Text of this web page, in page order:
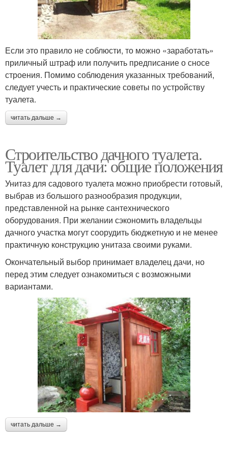
Если это правило не соблюсти, то можно «заработать»
приличный штраф или получить предписание о сносе
строения. Помимо соблюдения указанных требований,
следует учесть и практические советы по устройству
туалета.
читать дальше →
Строительство дачного туалета.
Туалет для дачи: общие положения
Унитаз для садового туалета можно приобрести готовый,
выбрав из большого разнообразия продукции,
представленной на рынке сантехнического
оборудования. При желании сэкономить владельцы
дачного участка могут соорудить бюджетную и не менее
практичную конструкцию унитаза своими руками.
Окончательный выбор принимает владелец дачи, но
перед этим следует ознакомиться с возможными
вариантами.
читать дальше →